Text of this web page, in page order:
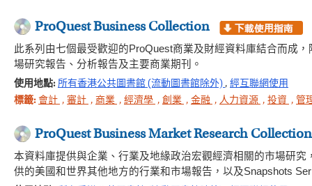
ProQuest Business Collection
此系列由七個最受歡迎的ProQuest商業及財經資料庫結合而成
場研究報告、分析報告及主要商業期刊。
使用地點: 所有香港公共圖書館 (流動圖書館除外) , 經互聯網使用
標籤: 會計 , 審計 , 商業 , 經濟學 , 創業 , 金融 , 人力資源 , 投資 , 管
ProQuest Business Market Research Collection
本資料庫提供與企業、行業及地緣政治宏觀經濟相關的市場研
供的美國和世界其他地方的行業和市場報告，以及Snapshots